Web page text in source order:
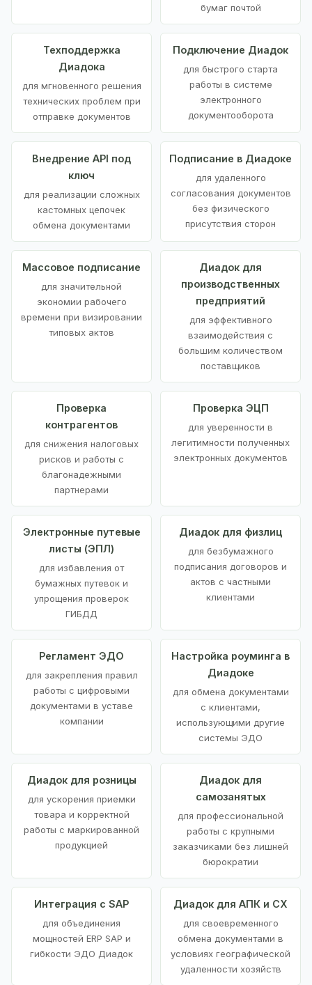
бумаг почтой
Техподдержка
Диадока
для мгновенного решения
технических проблем при
отправке документов
Подключение Диадок
для быстрого старта
работы в системе
электронного
документооборота
Внедрение API под
ключ
для реализации сложных
кастомных цепочек
обмена документами
Подписание в Диадоке
для удаленного
согласования документов
без физического
присутствия сторон
Массовое подписание
для значительной
экономии рабочего
времени при визировании
типовых актов
Диадок для
производственных
предприятий
для эффективного
взаимодействия с
большим количеством
поставщиков
Проверка
контрагентов
для снижения налоговых
рисков и работы с
благонадежными
партнерами
Проверка ЭЦП
для уверенности в
легитимности полученных
электронных документов
Электронные путевые
листы (ЭПЛ)
для избавления от
бумажных путевок и
упрощения проверок
ГИБДД
Диадок для физлиц
для безбумажного
подписания договоров и
актов с частными
клиентами
Регламент ЭДО
для закрепления правил
работы с цифровыми
документами в уставе
компании
Настройка роуминга в
Диадоке
для обмена документами
с клиентами,
использующими другие
системы ЭДО
Диадок для розницы
для ускорения приемки
товара и корректной
работы с маркированной
продукцией
Диадок для
самозанятых
для профессиональной
работы с крупными
заказчиками без лишней
бюрократии
Интеграция с SAP
для объединения
мощностей ERP SAP и
гибкости ЭДО Диадок
Диадок для АПК и СХ
для своевременного
обмена документами в
условиях географической
удаленности хозяйств